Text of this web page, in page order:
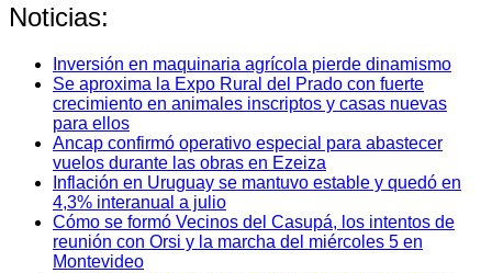
Noticias:
Inversión en maquinaria agrícola pierde dinamismo
Se aproxima la Expo Rural del Prado con fuerte
crecimiento en animales inscriptos y casas nuevas
para ellos
Ancap confirmó operativo especial para abastecer
vuelos durante las obras en Ezeiza
Inflación en Uruguay se mantuvo estable y quedó en
4,3% interanual a julio
Cómo se formó Vecinos del Casupá, los intentos de
reunión con Orsi y la marcha del miércoles 5 en
Montevideo